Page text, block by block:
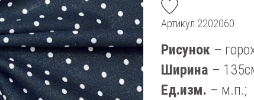
Артикул 2202060
Рисунок –
Ширина –
Ед.изм. – м.п.;